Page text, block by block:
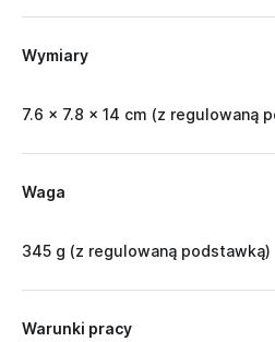
Wymiary
7.6 x 7.8 x 14 cm (z regulowaną
Waga
345 g (z regulowaną podstawką)
Warunki pracy